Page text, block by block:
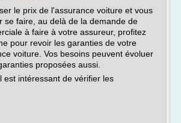
le prix de l'assurance voiture et vous
se faire, au delà de la demande de
à faire à votre assureur, profitez
pour revoir les garanties de votre
voiture. Vos besoins peuvent évoluer
proposées aussi.
est intéressant de vérifier les